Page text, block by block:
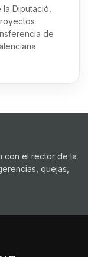
Diputació,
de
con el rector de la
quejas,